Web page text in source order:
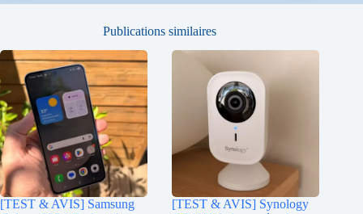
Publications similaires
[TEST & AVIS] Samsung
[TEST & AVIS] Synology